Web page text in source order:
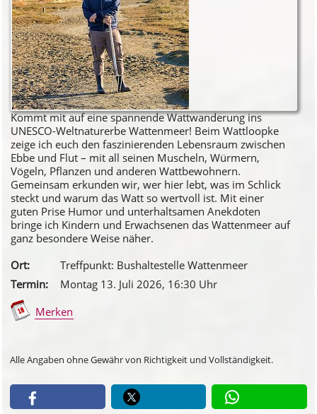
Kommt mit auf eine spannende Wattwanderung ins
UNESCO-Weltnaturerbe Wattenmeer! Beim Wattloopke
zeige ich euch den faszinierenden Lebensraum zwischen
Ebbe und Flut – mit all seinen Muscheln, Würmern,
Vögeln, Pflanzen und anderen Wattbewohnern.
Gemeinsam erkunden wir, wer hier lebt, was im Schlick
steckt und warum das Watt so wertvoll ist. Mit einer
guten Prise Humor und unterhaltsamen Anekdoten
bringe ich Kindern und Erwachsenen das Wattenmeer auf
ganz besondere Weise näher.
Ort:
Treffpunkt: Bushaltestelle Wattenmeer
Termin:
Montag 13. Juli 2026, 16:30 Uhr
Merken
Alle Angaben ohne Gewähr von Richtigkeit und Vollständigkeit.